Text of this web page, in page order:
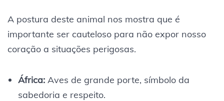
A postura deste animal nos mostra que é
importante ser cauteloso para não expor nosso
coração a situações perigosas.
África:Aves de grande porte, símbolo da
sabedoria e respeito.